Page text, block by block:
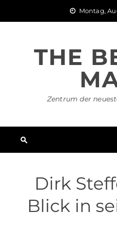
Montag,
THE
Zentrum der
Dirk
Blick in